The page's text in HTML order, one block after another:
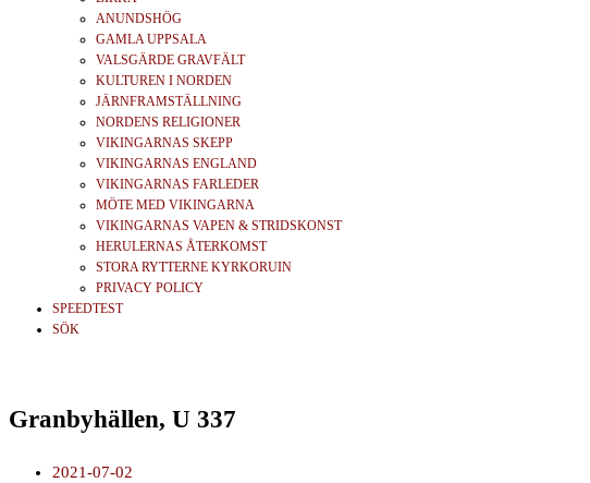
ANUNDSHÖG
GAMLA UPPSALA
VALSGÄRDE GRAVFÄLT
KULTUREN I NORDEN
JÄRNFRAMSTÄLLNING
NORDENS RELIGIONER
VIKINGARNAS SKEPP
VIKINGARNAS ENGLAND
VIKINGARNAS FARLEDER
MÖTE MED VIKINGARNA
VIKINGARNAS VAPEN & STRIDSKONST
HERULERNAS ÅTERKOMST
STORA RYTTERNE KYRKORUIN
PRIVACY POLICY
SPEEDTEST
SÖK
Granbyhällen, U 337
2021-07-02